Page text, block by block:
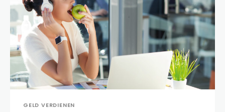
GELD VERDIENEN